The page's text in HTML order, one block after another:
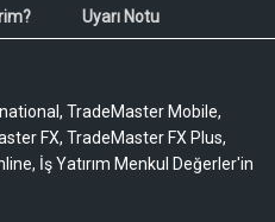
Uyarı Notu
TradeMaster Mobile,
FX, TradeMaster FX Plus,
İş Yatırım Menkul Değerler'in